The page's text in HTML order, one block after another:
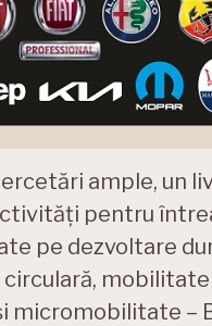
ample, un
pentru
pe dezvoltare
mobilitate
micromobilitate –